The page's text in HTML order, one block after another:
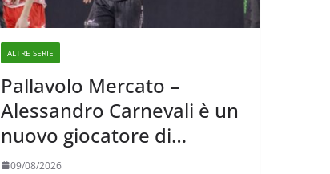
ALTRE SERIE
Pallavolo Mercato –
Alessandro Carnevali è un
nuovo giocatore di
Bologna
09/08/2026